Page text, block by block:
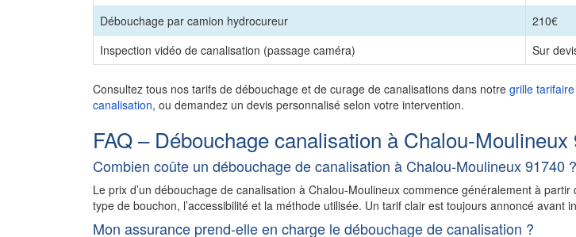
Débouchage par camion hydrocureur
210€
Inspection vidéo de canalisation (passage caméra)
Sur
Consultez tous nos tarifs de débouchage et de curage de canalisations dans notre grille
canalisation, ou demandez un devis personnalisé selon votre intervention.
FAQ – Débouchage canalisation à Chalou-Moulineux
Combien coûte un débouchage de canalisation à Chalou-Moulineux 91740 ?
Le prix d’un débouchage de canalisation à Chalou-Moulineux commence généralement à partir
type de bouchon, l’accessibilité et la méthode utilisée. Un tarif clair est toujours annoncé avant
Mon assurance prend-elle en charge le débouchage de canalisation ?